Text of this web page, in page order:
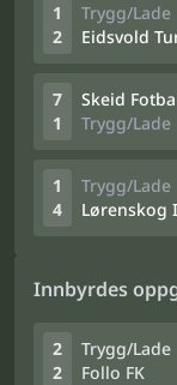
1
2
Trygg/Lade
Eidsvold
7
1
Skeid
Trygg/Lade
1
4
Trygg/Lade
Lørenskog
Innbyrdes
2
2
Trygg/Lade
Follo FK